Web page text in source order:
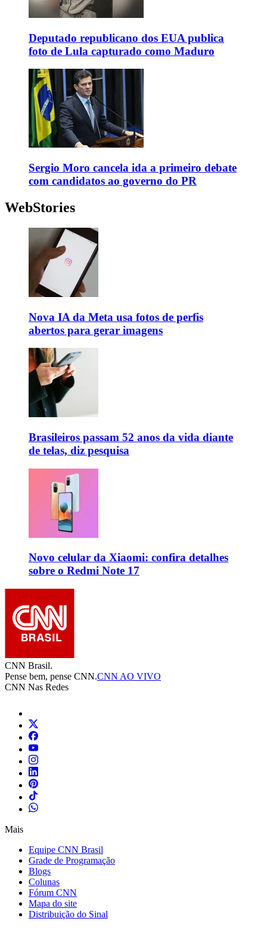
Deputado republicano dos EUA publica
foto de Lula capturado como Maduro
Sergio Moro cancela ida a primeiro debate
com candidatos ao governo do PR
WebStories
Nova IA da Meta usa fotos de perfis
abertos para gerar imagens
Brasileiros passam 52 anos da vida diante
de telas, diz pesquisa
Novo celular da Xiaomi: confira detalhes
sobre o Redmi Note 17
CNN Brasil.
Pense bem, pense CNN.CNN AO VIVO
CNN Nas Redes
Mais
Equipe CNN Brasil
Grade de Programação
Blogs
Colunas
Fórum CNN
Mapa do site
Distribuição do Sinal